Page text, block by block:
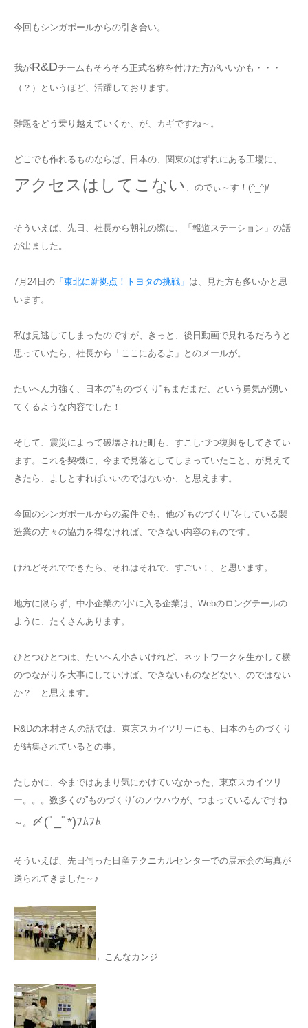
今回もシンガポールからの引き合い。
我がR&Dチームもそろそろ正式名称を付けた方がいいかも・・・
（？）というほど、活躍しております。
難題をどう乗り越えていくか、が、カギですね～。
どこでも作れるものならば、日本の、関東のはずれにある工場に、
アクセスはしてこない 、のでぃ～す！(^_^)/
そういえば、先日、社長から朝礼の際に、「報道ステーション」の話
が出ました。
7月24日の 「東北に新拠点！トヨタの挑戦」 は、見た方も多いかと思
います。
私は見逃してしまったのですが、きっと、後日動画で見れるだろうと
思っていたら、社長から「ここにあるよ」とのメールが。
たいへん力強く、日本の”ものづくり”もまだまだ、という勇気が湧い
てくるような内容でした！
そして、震災によって破壊された町も、すこしづつ復興をしてきてい
ます。これを契機に、今まで見落としてしまっていたこと、が見えて
きたら、よしとすればいいのではないか、と思えます。
今回のシンガポールからの案件でも、他の”ものづくり”をしている製
造業の方々の協力を得なければ、できない内容のものです。
けれどそれでできたら、それはそれで、すごい！、と思います。
地方に限らず、中小企業の”小”に入る企業は、Webのロングテールの
ように、たくさんあります。
ひとつひとつは、たいへん小さいけれど、ネットワークを生かして横
のつながりを大事にしていけば、できないものなどない、のではない
か？ と思えます。
R&Dの木村さんの話では、東京スカイツリーにも、日本のものづくり
が結集されているとの事。
たしかに、今まではあまり気にかけていなかった、東京スカイツリ
ー。。。数多くの”ものづくり”のノウハウが、つまっているんですね
～。 〆(ﾟ_ﾟ*)ﾌﾑﾌﾑ
そういえば、先日伺った日産テクニカルセンターでの展示会の写真が
送られてきました～♪
←こんなカンジ